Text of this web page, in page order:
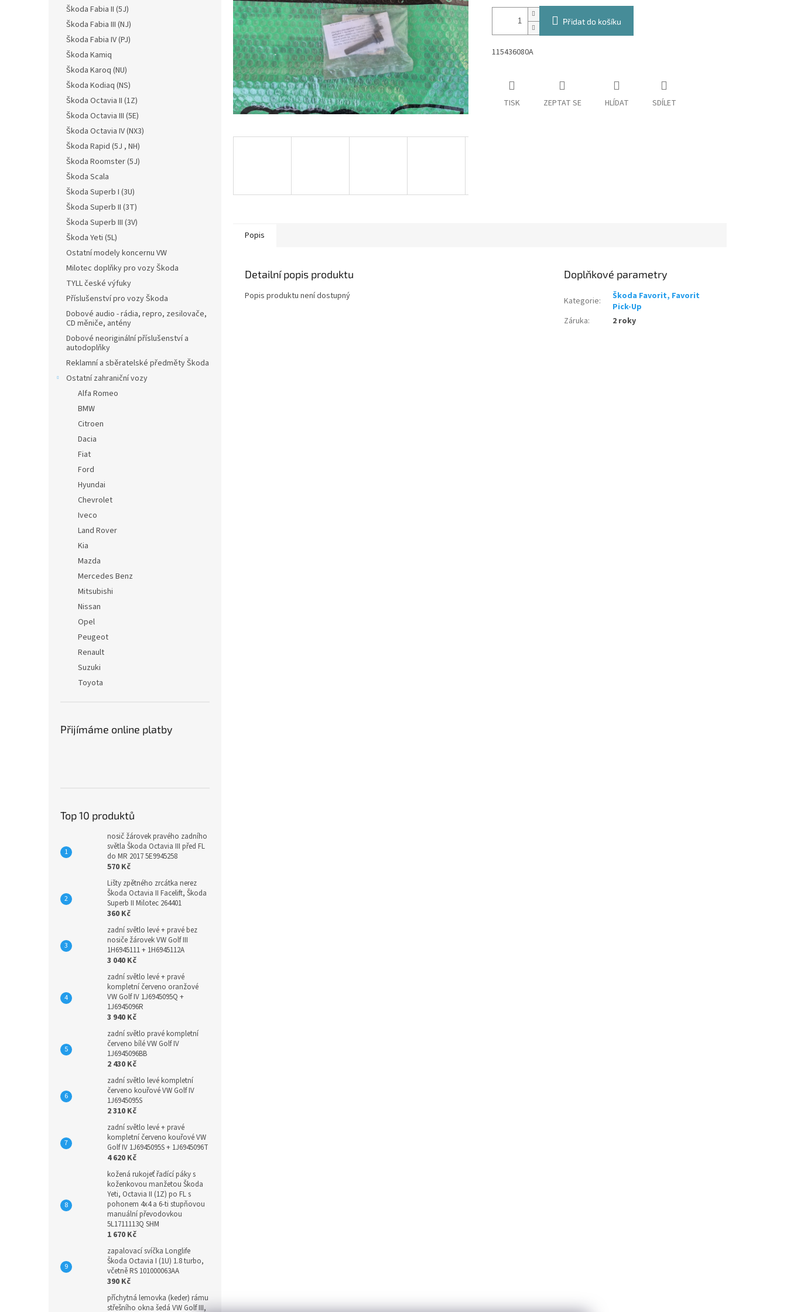
Škoda Fabia II (5J)
Škoda Fabia III (NJ)
Škoda Fabia IV (PJ)
Škoda Kamiq
Škoda Karoq (NU)
Škoda Kodiaq (NS)
Škoda Octavia II (1Z)
Škoda Octavia III (5E)
Škoda Octavia IV (NX3)
Škoda Rapid (5J , NH)
Škoda Roomster (5J)
Škoda Scala
Škoda Superb I (3U)
Škoda Superb II (3T)
Škoda Superb III (3V)
Škoda Yeti (5L)
Ostatní modely koncernu VW
Milotec doplňky pro vozy Škoda
TYLL české výfuky
Příslušenství pro vozy Škoda
Dobové audio - rádia, repro, zesilovače,
CD měniče, antény
Dobové neoriginální příslušenství a
autodoplňky
Reklamní a sběratelské předměty Škoda
Ostatní zahraniční vozy
Alfa Romeo
BMW
Citroen
Dacia
Fiat
Ford
Hyundai
Chevrolet
Iveco
Land Rover
Kia
Mazda
Mercedes Benz
Mitsubishi
Nissan
Opel
Peugeot
Renault
Suzuki
Toyota
Přijímáme online platby
Top 10 produktů
nosič žárovek pravého zadního
světla Škoda Octavia III před FL
do MR 2017 5E9945258
570 Kč
Lišty zpětného zrcátka nerez
Škoda Octavia II Facelift, Škoda
Superb II Milotec 264401
360 Kč
zadní světlo levé + pravé bez
nosiče žárovek VW Golf III
1H6945111 + 1H6945112A
3 040 Kč
zadní světlo levé + pravé
kompletní červeno oranžové
VW Golf IV 1J6945095Q +
1J6945096R
3 940 Kč
zadní světlo pravé kompletní
červeno bílé VW Golf IV
1J6945096BB
2 430 Kč
zadní světlo levé kompletní
červeno kouřové VW Golf IV
1J6945095S
2 310 Kč
zadní světlo levé + pravé
kompletní červeno kouřové VW
Golf IV 1J6945095S + 1J6945096T
4 620 Kč
kožená rukojeť řadící páky s
koženkovou manžetou Škoda
Yeti, Octavia II (1Z) po FL s
pohonem 4x4 a 6-ti stupňovou
manuální převodovkou
5L1711113Q SHM
1 670 Kč
zapalovací svíčka Longlife
Škoda Octavia I (1U) 1.8 turbo,
včetně RS 101000063AA
390 Kč
příchytná lemovka (keder) rámu
střešního okna šedá VW Golf III,
Přidat do košíku
115436080A
TISK ZEPTAT SE HLÍDAT SDÍLET
Popis
Detailní popis produktu
Popis produktu není dostupný
Doplňkové parametry
Kategorie:
Škoda Favorit, Favorit
Pick-Up
Záruka: 2 roky